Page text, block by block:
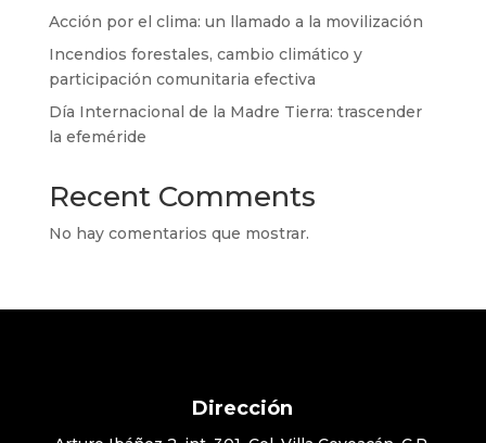
Acción por el clima: un llamado a la movilización
Incendios forestales, cambio climático y
participación comunitaria efectiva
Día Internacional de la Madre Tierra: trascender
la efeméride
Recent Comments
No hay comentarios que mostrar.
Dirección